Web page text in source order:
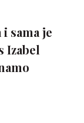
sama je
Izabel